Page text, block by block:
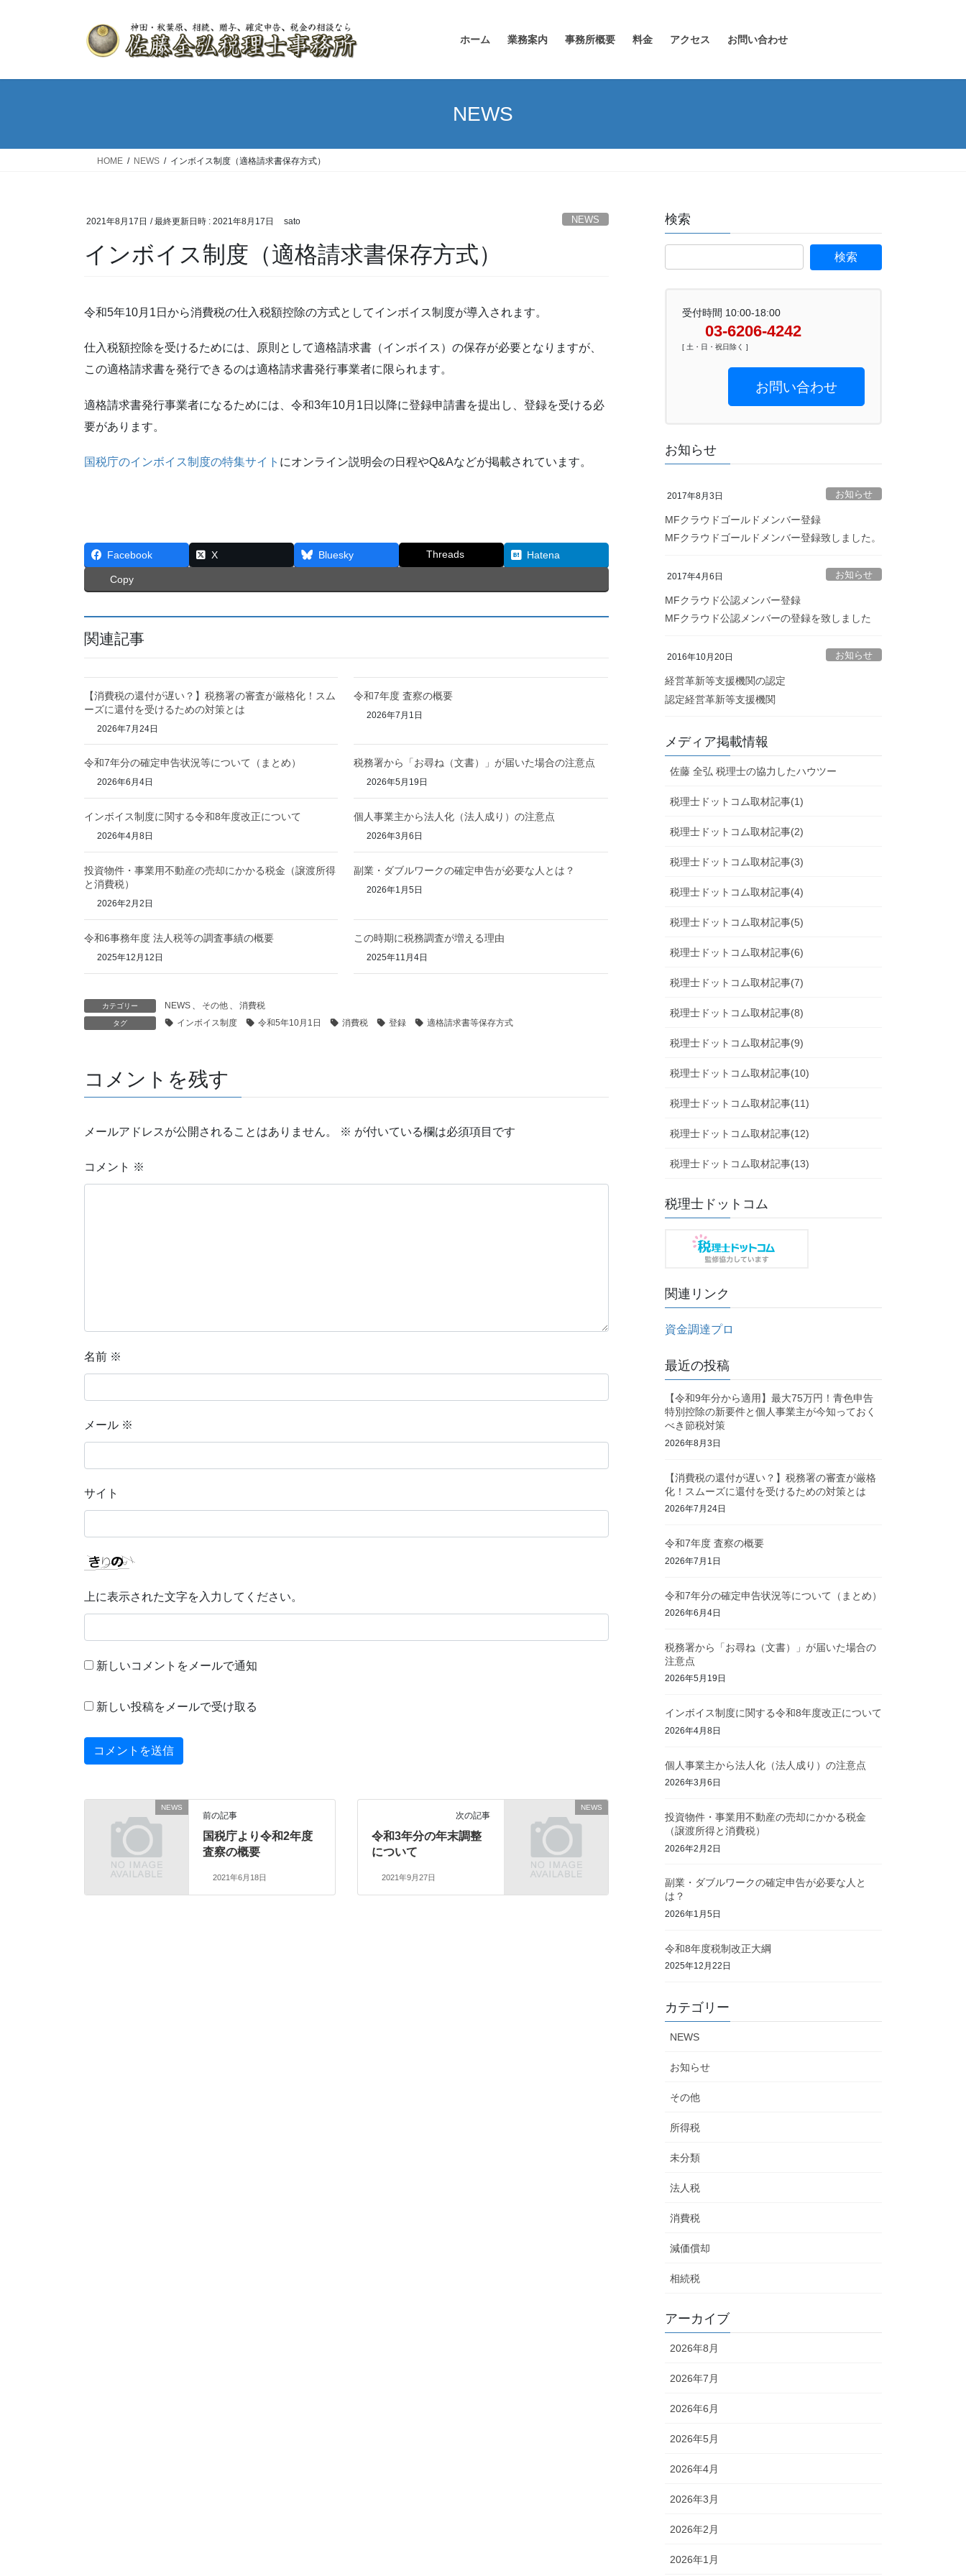
ホーム 業務案内 事務所概要 料金 アクセス お問い合わせ
NEWS
HOME NEWS インボイス制度（適格請求書保存方式）
2021年8月17日 / 最終更新日時 : 2021年8月17日 sato NEWS
インボイス制度（適格請求書保存方式）
令和5年10月1日から消費税の仕入税額控除の方式としてインボイス制度が導入されます。
仕入税額控除を受けるためには、原則として適格請求書（インボイス）の保存が必要となりますが、
この適格請求書を発行できるのは適格請求書発行事業者に限られます。
適格請求書発行事業者になるためには、令和3年10月1日以降に登録申請書を提出し、登録を受ける必
要があります。
国税庁のインボイス制度の特集サイト にオンライン説明会の日程やQ&Aなどが掲載されています。
Facebook X Bluesky Threads Hatena
Copy
関連記事
【消費税の還付が遅い？】税務署の審査が厳格化！スム
ーズに還付を受けるための対策とは
2026年7月24日
令和7年度 査察の概要
2026年7月1日
令和7年分の確定申告状況等について（まとめ）
2026年6月4日
税務署から「お尋ね（文書）」が届いた場合の注意点
2026年5月19日
インボイス制度に関する令和8年度改正について
2026年4月8日
個人事業主から法人化（法人成り）の注意点
2026年3月6日
投資物件・事業用不動産の売却にかかる税金（譲渡所得
と消費税）
2026年2月2日
副業・ダブルワークの確定申告が必要な人とは？
2026年1月5日
令和6事務年度 法人税等の調査事績の概要
2025年12月12日
この時期に税務調査が増える理由
2025年11月4日
カテゴリー NEWS その他 消費税
タグ インボイス制度 令和5年10月1日 消費税 登録 適格請求書等保存方式
コメントを残す
メールアドレスが公開されることはありません。 ※ が付いている欄は必須項目です
コメント ※
名前 ※
メール ※
サイト
上に表示された文字を入力してください。
新しいコメントをメールで通知
新しい投稿をメールで受け取る
NEWS
前の記事
国税庁より令和2年度
査察の概要
2021年6月18日
NEWS
次の記事
令和3年分の年末調整
について
2021年9月27日
検索
受付時間 10:00-18:00
03-6206-4242
[ 土・日・祝日除く ]
お問い合わせ
お知らせ
2017年8月3日 お知らせ
MFクラウドゴールドメンバー登録
MFクラウドゴールドメンバー登録致しました。
2017年4月6日 お知らせ
MFクラウド公認メンバー登録
MFクラウド公認メンバーの登録を致しました
2016年10月20日 お知らせ
経営革新等支援機関の認定
認定経営革新等支援機関
メディア掲載情報
佐藤 全弘 税理士の協力したハウツー
税理士ドットコム取材記事(1)
税理士ドットコム取材記事(2)
税理士ドットコム取材記事(3)
税理士ドットコム取材記事(4)
税理士ドットコム取材記事(5)
税理士ドットコム取材記事(6)
税理士ドットコム取材記事(7)
税理士ドットコム取材記事(8)
税理士ドットコム取材記事(9)
税理士ドットコム取材記事(10)
税理士ドットコム取材記事(11)
税理士ドットコム取材記事(12)
税理士ドットコム取材記事(13)
税理士ドットコム
関連リンク
資金調達プロ
最近の投稿
【令和9年分から適用】最大75万円！青色申告
特別控除の新要件と個人事業主が今知っておく
べき節税対策
2026年8月3日
【消費税の還付が遅い？】税務署の審査が厳格
化！スムーズに還付を受けるための対策とは
2026年7月24日
令和7年度 査察の概要
2026年7月1日
令和7年分の確定申告状況等について（まとめ）
2026年6月4日
税務署から「お尋ね（文書）」が届いた場合の
注意点
2026年5月19日
インボイス制度に関する令和8年度改正について
2026年4月8日
個人事業主から法人化（法人成り）の注意点
2026年3月6日
投資物件・事業用不動産の売却にかかる税金
（譲渡所得と消費税）
2026年2月2日
副業・ダブルワークの確定申告が必要な人と
は？
2026年1月5日
令和8年度税制改正大綱
2025年12月22日
カテゴリー
NEWS
お知らせ
その他
所得税
未分類
法人税
消費税
減価償却
相続税
アーカイブ
2026年8月
2026年7月
2026年6月
2026年5月
2026年4月
2026年3月
2026年2月
2026年1月